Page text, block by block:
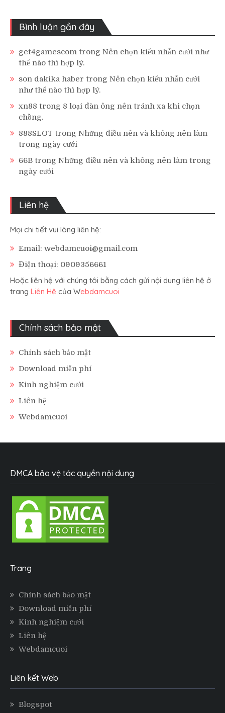
Bình luận gần đây
get4gamescom trong Nên chọn kiểu nhẫn cưới như
thế nào thì hợp lý.
son dakika haber trong Nên chọn kiểu nhẫn cưới
như thế nào thì hợp lý.
xn88 trong 8 loại đàn ông nên tránh xa khi chọn
chồng.
888SLOT trong Những điều nên và không nên làm
trong ngày cưới
66B trong Những điều nên và không nên làm trong
ngày cưới
Liên hệ
Mọi chi tiết vui lòng liên hệ:
Email: webdamcuoi@gmail.com
Điện thoại: 0909356661
Hoặc liên hệ với chúng tôi bằng cách gửi nội dung liên hệ ở
trang Liên Hệ của Webdamcuoi
Chính sách bảo mật
Chính sách bảo mật
Download miễn phí
Kinh nghiệm cưới
Liên hệ
Webdamcuoi
DMCA bảo vệ tác quyền nội dung
Trang
Chính sách bảo mật
Download miễn phí
Kinh nghiệm cưới
Liên hệ
Webdamcuoi
Liên kết Web
Blogspot